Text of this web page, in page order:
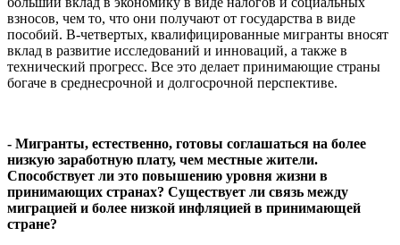
взносов, чем то, что они получают от государства в виде
пособий. В-четвертых, квалифицированные мигранты вносят
вклад в развитие исследований и инноваций, а также в
технический прогресс. Все это делает принимающие страны
богаче в среднесрочной и долгосрочной перспективе.
- Мигранты, естественно, готовы соглашаться на более
низкую заработную плату, чем местные жители.
Способствует ли это повышению уровня жизни в
принимающих странах? Существует ли связь между
миграцией и более низкой инфляцией в принимающей
стране?